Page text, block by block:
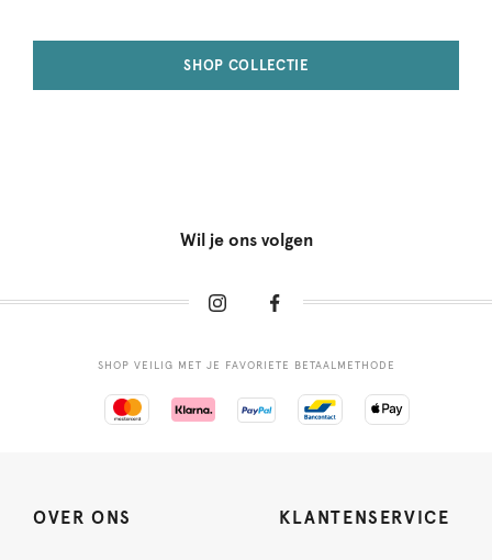
SHOP COLLECTIE
Wil je ons volgen
SHOP VEILIG MET JE FAVORIETE BETAALMETHODE
OVER ONS KLANTENSERVICE